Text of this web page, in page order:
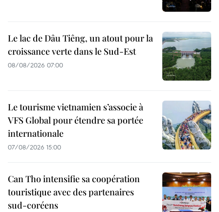
Le lac de Dâu Tiêng, un atout pour la
croissance verte dans le Sud-Est
08/08/2026 07:00
Le tourisme vietnamien s’associe à
VFS Global pour étendre sa portée
internationale
07/08/2026 15:00
Can Tho intensifie sa coopération
touristique avec des partenaires
sud-coréens